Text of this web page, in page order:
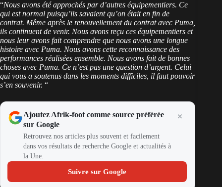
“Nous avons été approchés par d’autres équipementiers. Ce
qui est normal puisqu’ils savaient qu’on était en fin de
contrat. Même après le renouvellement du contrat avec Puma,
ils continuent de venir. Nous avons reçu ces équipementiers et
nous leur avons fait comprendre que nous avons une longue
histoire avec Puma. Nous avons cette reconnaissance des
performances réalisées ensemble. Nous avons fait de bonnes
choses avec Puma. Ce n’est pas une question d’argent. Celui
qui vous a soutenus dans les moments difficiles, il faut pouvoir
s’en souvenir. “
Ajoutez Afrik-foot comme source préférée
sur Google
Retrouvez nos articles plus souvent et facilement
dans vos résultats de recherche Google et actualités à
la Une.
Suivre sur Google